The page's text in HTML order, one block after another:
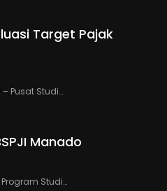
Target Pajak
– Pusat Studi…
Manado
Program Studi…